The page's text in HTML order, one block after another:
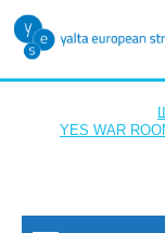
YES WAR